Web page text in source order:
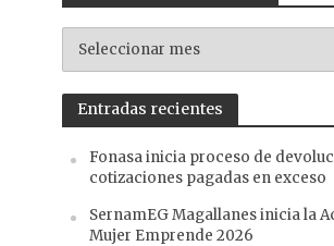
ANTERIORES
Entradas recientes
Fonasa inicia proceso de
cotizaciones pagadas en exceso
SernamEG Magallanes inicia la
Mujer Emprende 2026